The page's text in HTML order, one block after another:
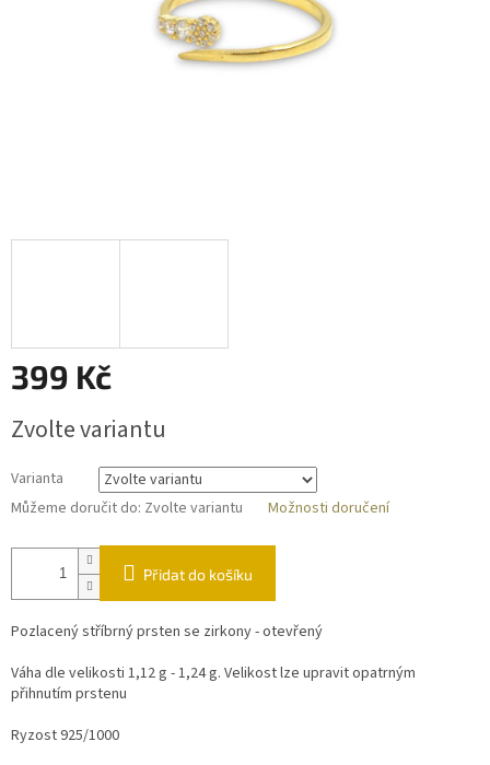
399 Kč
cena:
Zvolte variantu
Varianta
Můžeme doručit do: Zvolte variantu Možnosti doručení
Přidat do košíku
Pozlacený stříbrný prsten se zirkony - otevřený
Váha dle velikosti 1,12 g - 1,24 g. Velikost lze upravit opatrným
přihnutím prstenu
Ryzost 925/1000